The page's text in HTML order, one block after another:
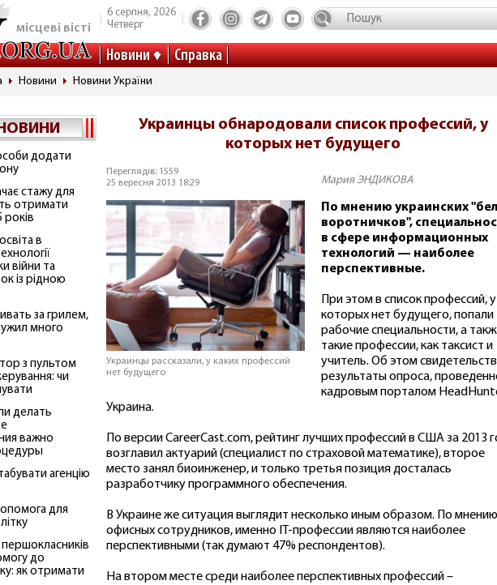
місцеві вісті
6 серпня, 2026
Четверг
Новини Справка
Новини Новини України
додати
стажу для
отримати
років
в
війни та
із рідною
за грилем,
много
з пультом
чи
делать
важно
агенцію
для
до
як отримати
Украинцы обнародовали список профессий, у
которых нет будущего
Переглядів: 1559
25 вересня 2013 18:29
Мария ЭНДИКОВА
Украинцы рассказали, у каких профессий
нет будущего
По мнению украинских
воротничков",
в сфере информационных
технологий — наиболее
перспективные.
При этом в список профессий, у
которых нет будущего, попали
рабочие специальности, а
такие профессии, как таксист и
учитель. Об этом
результаты опроса,
кадровым порталом
Украина.
По версии CareerCast.com, рейтинг лучших профессий в США за 2013
возглавил актуарий (специалист по страховой математике), второе
место занял биоинженер, и только третья позиция досталась
разработчику программного обеспечения.
В Украине же ситуация выглядит несколько иным образом. По мнению
офисных сотрудников, именно ІT-профессии являются наиболее
перспективными (так думают 47% респондентов).
На втором месте среди наиболее перспективных профессий –